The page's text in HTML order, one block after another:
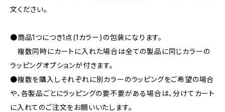
文ください。
●商品1つにつき1点(1カラー)の包装になります。
複数同時にカートに入れた場合は全ての製品に同じカラーの
ラッピングオプションが付きます。
●複数を購入しそれぞれに別カラーのラッピングをご希望の場合
や、各製品ごとにラッピングの要不要がある場合は、分けてカート
に入れてのご注文をお願いいたします。